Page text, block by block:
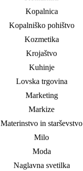
Kopalnica
Kopalniško pohištvo
Kozmetika
Krojaštvo
Kuhinje
Lovska trgovina
Marketing
Markize
Materinstvo in starševstvo
Milo
Moda
Naglavna svetilka